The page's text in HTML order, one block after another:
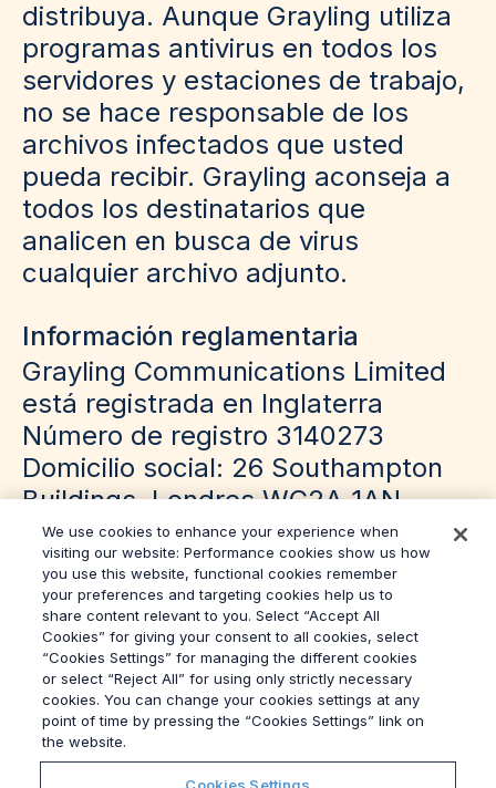
distribuya. Aunque Grayling utiliza
programas antivirus en todos los
servidores y estaciones de trabajo,
no se hace responsable de los
archivos infectados que usted
pueda recibir. Grayling aconseja a
todos los destinatarios que
analicen en busca de virus
cualquier archivo adjunto.
Información reglamentaria
Grayling Communications Limited
está registrada en Inglaterra
Número de registro 3140273
Domicilio social: 26 Southampton
Buildings, Londres WC2A 1AN
© 2026Grayling
Ley contra la esclavitud moderna
política de privacidad
We use cookies to enhance your experience when
visiting our website: Performance cookies show us how
you use this website, functional cookies remember
your preferences and targeting cookies help us to
share content relevant to you. Select “Accept All
Cookies” for giving your consent to all cookies, select
“Cookies Settings” for managing the different cookies
or select “Reject All” for using only strictly necessary
cookies. You can change your cookies settings at any
point of time by pressing the “Cookies Settings” link on
the website.